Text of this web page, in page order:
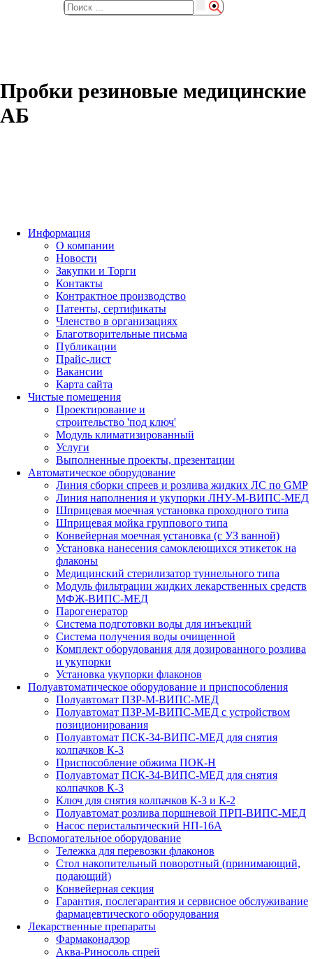
Пробки резиновые медицинские
АБ
Информация
О компании
Новости
Закупки и Торги
Контакты
Контрактное производство
Патенты, сертификаты
Членство в организациях
Благотворительные письма
Публикации
Прайс-лист
Вакансии
Карта сайта
Чистые помещения
Проектирование и
строительство 'под ключ'
Модуль климатизированный
Услуги
Выполненные проекты, презентации
Автоматическое оборудование
Линия сборки спреев и розлива жидких ЛС по GMP
Линия наполнения и укупорки ЛНУ-М-ВИПС-МЕД
Шприцевая моечная установка проходного типа
Шприцевая мойка группового типа
Конвейерная моечная установка (с УЗ ванной)
Установка нанесения самоклеющихся этикеток на
флаконы
Медицинский стерилизатор туннельного типа
Модуль фильтрации жидких лекарственных средств
МФЖ-ВИПС-МЕД
Парогенератор
Система подготовки воды для инъекций
Система получения воды очищенной
Комплект оборудования для дозированного розлива
и укупорки
Установка укупорки флаконов
Полуавтоматическое оборудование и приспособления
Полуавтомат ПЗР-М-ВИПС-МЕД
Полуавтомат ПЗР-М-ВИПС-МЕД с устройством
позиционирования
Полуавтомат ПСК-34-ВИПС-МЕД для снятия
колпачков К-3
Приспособление обжима ПОК-Н
Полуавтомат ПСК-34-ВИПС-МЕД для снятия
колпачков К-3
Ключ для снятия колпачков К-3 и К-2
Полуавтомат розлива поршневой ПРП-ВИПС-МЕД
Насос перистальтический НП-16А
Вспомогательное оборудование
Тележка для перевозки флаконов
Стол накопительный поворотный (принимающий,
подающий)
Конвейерная секция
Гарантия, послегарантия и сервисное обслуживание
фармацевтического оборудования
Лекарственные препараты
Фармаконадзор
Аква-Риносоль спрей